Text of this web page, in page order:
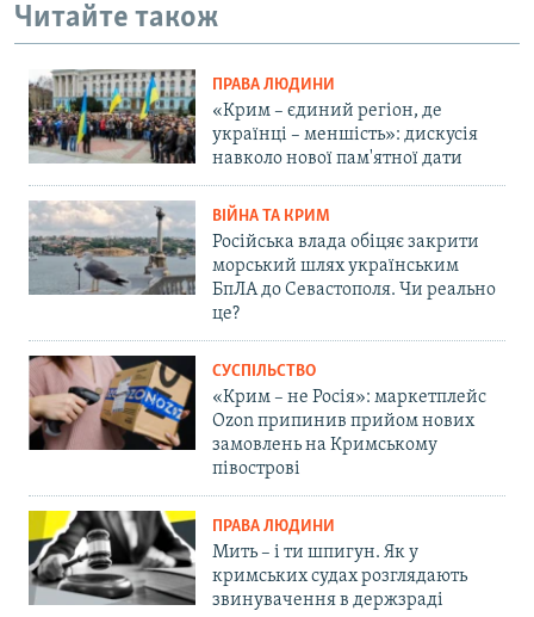
Читайте також
ПРАВА ЛЮДИНИ
«Крим – єдиний регіон, де
українці – меншість»: дискусія
навколо нової пам'ятної дати
ВІЙНА ТА КРИМ
Російська влада обіцяє закрити
морський шлях українським
БпЛА до Севастополя. Чи реально
це?
СУСПІЛЬСТВО
«Крим – не Росія»: маркетплейс
Ozon припинив прийом нових
замовлень на Кримському
півострові
ПРАВА ЛЮДИНИ
Мить – і ти шпигун. Як у
кримських судах розглядають
звинувачення в держзраді